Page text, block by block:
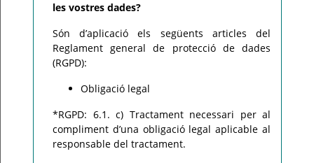
les vostres dades?
Són d’aplicació els següents articles del
Reglament general de protecció de dades
(RGPD):
Obligació legal
*RGPD: 6.1. c) Tractament necessari per al
compliment d’una obligació legal aplicable al
responsable del tractament.